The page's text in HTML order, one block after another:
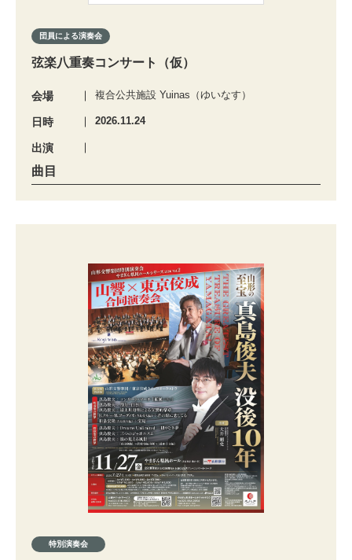
団員による演奏会
弦楽八重奏コンサート（仮）
会場 複合公共施設 Yuinas（ゆいなす）
日時 2026.11.24
出演
曲目
特別演奏会